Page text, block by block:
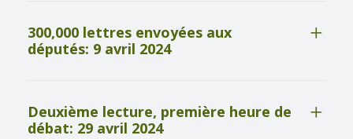
300,000 lettres envoyées aux
députés: 9 avril 2024
Deuxième lecture, première heure de
débat: 29 avril 2024